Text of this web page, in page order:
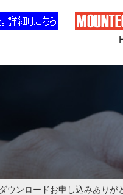
ウンロードお申し込みありが